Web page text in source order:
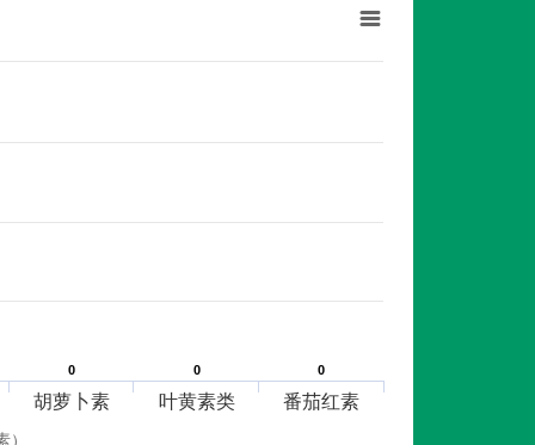
0
0 0
0 0
0
胡萝卜素 叶黄素类 番茄红素